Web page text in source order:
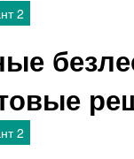
2
2